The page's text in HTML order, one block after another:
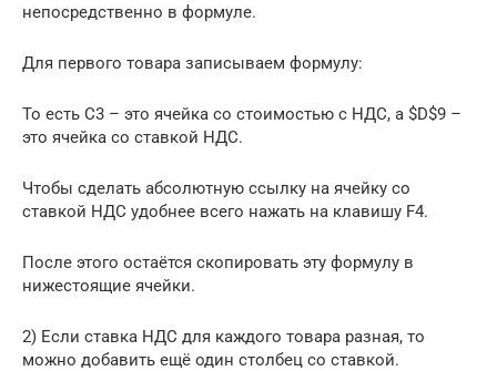
непосредственно в формуле.
Для первого товара записываем формулу:
То есть C3 – это ячейка со стоимостью с НДС, а $D$9 –
это ячейка со ставкой НДС.
Чтобы сделать абсолютную ссылку на ячейку со
ставкой НДС удобнее всего нажать на клавишу F4.
После этого остаётся скопировать эту формулу в
нижестоящие ячейки.
2) Если ставка НДС для каждого товара разная, то
можно добавить ещё один столбец со ставкой.